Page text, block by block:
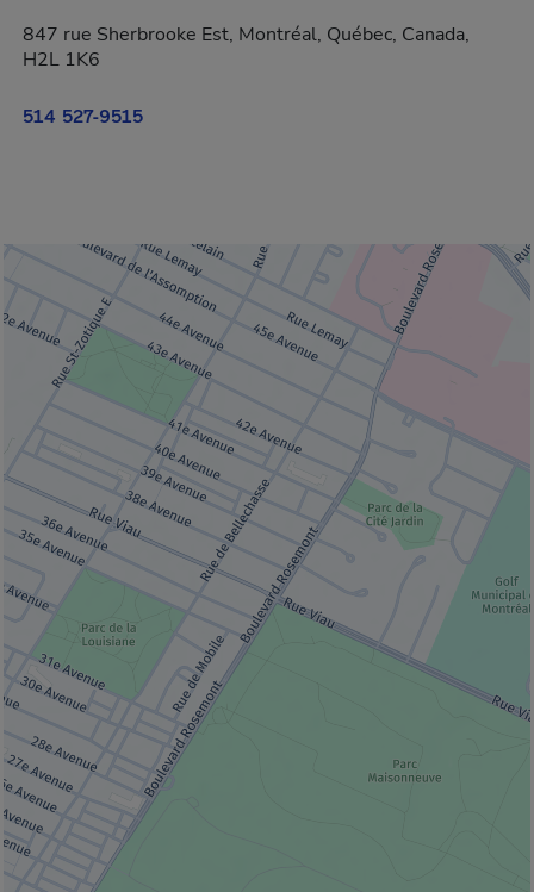
847 rue Sherbrooke Est, Montréal, Québec, Canada,
H2L 1K6
514 527-9515